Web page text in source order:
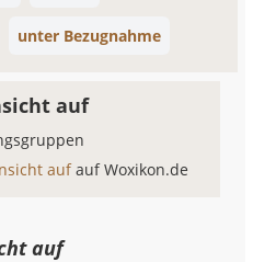
unter Bezugnahme
auf
aufauf Woxikon.de
auf